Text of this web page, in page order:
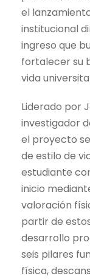
el
institucional
ingreso que
fortalecer su
vida
Liderado por
investigador
el proyecto
de estilo de
estudiante
inicio medi
valoración
partir de
desarrollo
seis pilares
física,